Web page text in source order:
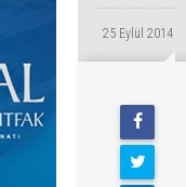
25 Eylül 2014